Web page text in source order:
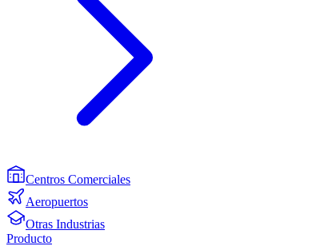
Centros Comerciales
Aeropuertos
Otras Industrias
Producto